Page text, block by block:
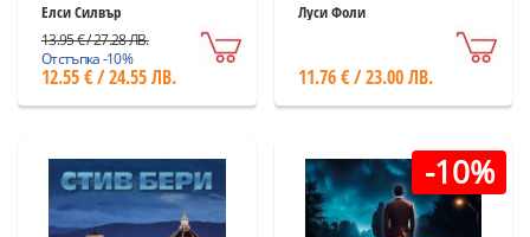
порезки)
Елси Силвър
13.95 € / 27.28 ЛВ.
Отстъпка -10%
12.55 € / 24.55 ЛВ.
Луси Фоли
11.76 € / 23.00 ЛВ.
-10%